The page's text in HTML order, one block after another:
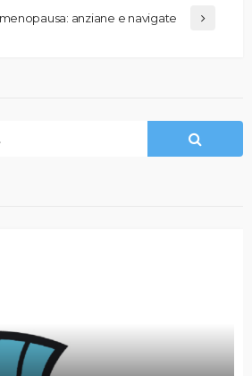
anziane e navigate